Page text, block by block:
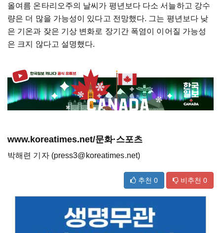
올여름 온타리오주의 날씨가 평년보다 다소 서늘하고 강수
량은 더 많을 가능성이 있다고 전망했다. 그는 평년보다 낮
은 기온과 잦은 기상 변화로 장기간 폭염이 이어질 가능성
은 크지 않다고 설명했다.
www.koreatimes.net/문화·스포츠
박해련 기자 (press3@koreatimes.net)
추천 0 비추천 0